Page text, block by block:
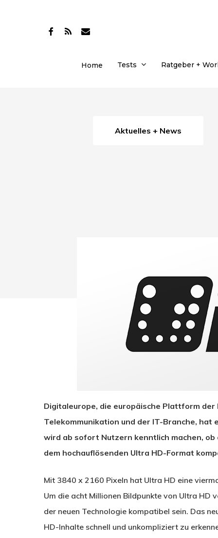
facebook
RSS email
Home Tests Ratgeber +
Aktuelles + News
Digitaleurope, die europäische Plattform
Telekommunikation und der IT-Branche, hat
wird ab sofort Nutzern kenntlich machen,
dem hochauflösenden Ultra HD-Format
Mit 3840 x 2160 Pixeln hat Ultra HD eine
Um die acht Millionen Bildpunkte von Ultra HD
der neuen Technologie kompatibel sein. Das
HD-Inhalte schnell und unkompliziert zu